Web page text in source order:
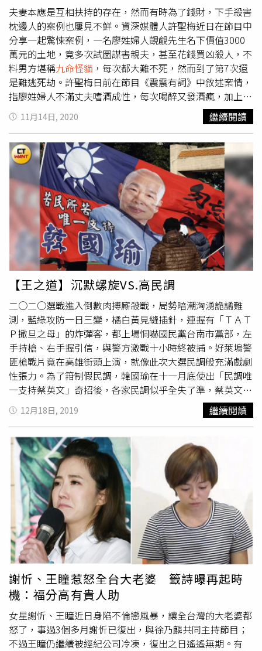
夫妻本應是互相扶持的存在，然而有時為了錢財，下手殺害
枕邊人的案例也屢見不鮮。資深媒體人許聖梅近日在節目中
分享一起驚悚案例，一名廖姓婦人覬覦先生名下價值3000
萬元的土地，竟多次試圖謀害親夫，甚至花錢買凶殺人，不
料男方堪稱九命怪貓 ，每次都大難不死，然而到了第7次還
是難逃死劫。許聖梅日前在節目《震震有詞》中敘述案情，
指廖姓婦人不滿丈夫嗜酒成性，每次喝醉又發酒瘋，加上她
發現男方竟然打算把價值近3000萬元的土地留給姪子，一
毛錢都不分給母女3人，心中忿忿不平，遂決定趁財產還沒
過戶前殺害老公，如此一來她便可名正言順地繼承財產，前
提是不能自己動手。許聖梅表示，廖婦起先打算製造假車
禍，於是出門後謊稱車輛故障，請先生去載她，再找來殺手
開車猛撞，孰料對方只受到輕傷；事隔1個月，廖婦再度以
同樣手法謀害親夫，結果依然沒有成功，讓她相當懊惱，決
定改變方式，趁著先生喝醉時放火燒屋，誰知剛點火就被鄰
居發現，連續3次殺夫都以失敗告終。許聖梅在節目中分享
驚悚案例。（圖／翻攝自YouTube）眼見丈夫每次都逃過一
劫，廖婦仍不死心，手法也越來越狠毒，後來陸續嘗試過找
打手砍殺、注射蛇毒、餵食除草劑等方式，誰知男方宛如九
命怪貓，儘管受了大小傷勢仍大難不死；由於被害人起了疑
心，已經失敗6次的廖婦不敢再大意，最後直接找來殺手，
將丈夫拖到屋外淋汽油焚燒，這次終於弒夫成功。警方偵辦
時，發現死者短時間內頻繁碰上意外，直覺內情不單純，隨
即展開蒐證、調查，最後循線查出上情，將廖女繩之以法。
誇張的是，廖婦遭逮後坦承買凶殺夫，卻辯稱「我又沒有叫
他們去弄死他，只是教訓他一下而已，誰知道他們把我老公
弄死了，我又不是故意的。」冷血程度令人傻眼。
11月14日, 2020 繼續閱讀
【王之道】沉默螺旋VS.高民調
二○二○選戰進入倒數肉搏廝殺戰，局勢暗潮洶湧詭譎難
測，藍綠攻防一日三變，橘白黃見縫插針，連握有「ＴＡＴ
Ｐ撒旦之母」的炸彈客，都上場恫嚇國民黨台南市黨部，左
手持槍、右手握引信，與警方激戰十小時終被捕。好萊塢警
匪槍戰片竟在高雄街頭上演，就像此次大選民調般充滿戲劇
性張力。為了箝制假民調，韓國瑜在十一月底使出「民調唯
一支持蔡英文」奇招後，各家民調似乎全失了準，蔡英文持
續在真假難辨的高支持度下，連任前途看似一片光明。不
料，半路殺出「卡神」這個程咬金，被台北地檢署以侮辱公
署罪起訴；藍營好不容易走出豪宅、砂石、不分區名單陰
霾，立委陳玉珍和陳宜民卻接連惹出「夾手住院」、「拍帽
推女警」軒然大波，張善政也被抓到歧視女性小辮子，選情
旋即峰迴路轉。不過，蔡英文選情也暗藏危機，除了日前
「論文門」爆出根本沒有博士學位的假教授，「澳洲共諜投
誠案」原來是詐欺犯鬧劇，「花生之亂」衝擊雲林縣立委選
情，還有藏身鍵盤後的「網軍大魔頭」，蔡政府醜陋的嘴臉
原形畢露。以謊言治國的蔡英文理當崩盤，卻如九命怪貓般
愈戰愈勇，連未來事件交易所的加權平均價格都持續飆漲，
十二月十三日更勝過韓國瑜六．五元，與韓國瑜的民調差距
也愈拉愈大，綠媒顯示甚至高達三十七％。眼見蔡英文勝選
在望，韓國瑜成為親綠媒體的笑柄談資，極盡挖苦之能事，
謂韓蓋牌之舉等同棄選，已陷入強弩之末的垂死掙扎……。
由國民黨強棒聯手出擊的新北市大造勢晚會，以及連日掃街
輔選反應，不難看出為了讓胡攪四年、陷台灣於鎖國險境的
蔡英文下架，民情激憤不已，街頭民調也陸續顯示韓國瑜必
12月18日, 2019 繼續閱讀
謝忻、王瞳惹怒全台大老婆 籤詩曝再起時
機：福分高有貴人助
女星謝忻、王瞳近日身陷不倫戀風暴，讓全台灣的大老婆都
怒了，事過3個多月謝忻已復出，與徐乃麟共同主持節目；
不過王瞳仍繼續被經紀公司冷凍，復出之日遙遙無期。有